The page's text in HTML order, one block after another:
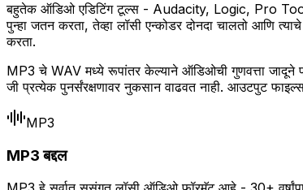
बहुतेक ऑडिओ एडिटिंग टूल्स - Audacity, Logic, Pro
पुन्हा जतन करता, तेव्हा लॉसी एन्कोडर दोनदा चालतो आणि
करता.
MP3 चे WAV मध्ये रूपांतर केल्याने ऑडिओची गुणवत्ता जादूने
जी प्रत्येक पुनर्संरक्षणावर नुकसान वाढवत नाही. आउटपुट
MP3
MP3 बद्दल